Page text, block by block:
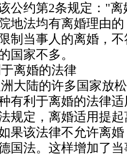
公约第2条规定："
地法均有离婚理由
制当事人的离婚，
国家不多。
于离婚的法律
大陆的许多国家放
有利于离婚的法律
规定，离婚适用提
果该法律不允许离
国法。这样增加了